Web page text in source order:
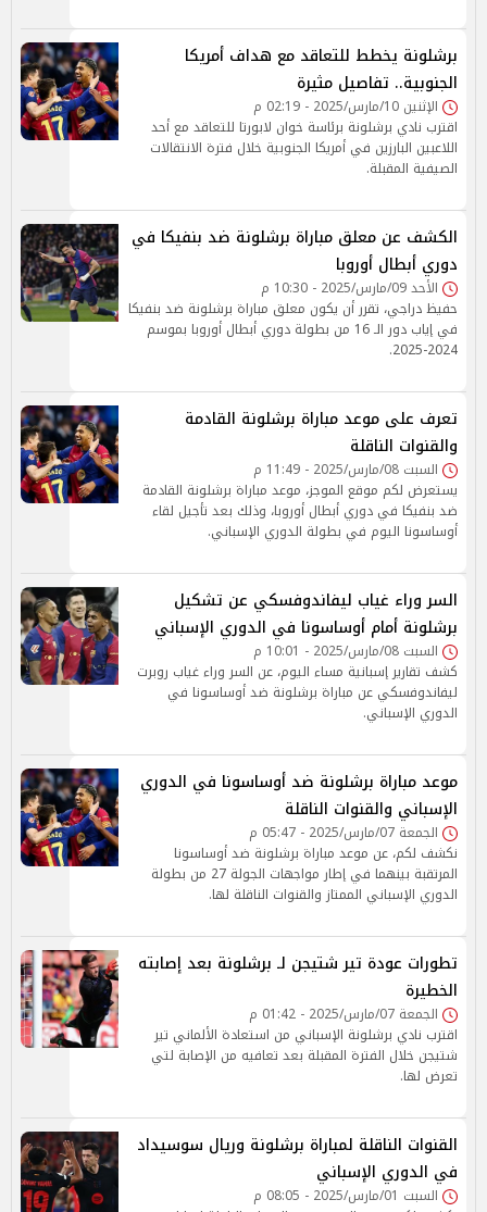
برشلونة يخطط للتعاقد مع هداف أمريكا
الجنوبية.. تفاصيل مثيرة
الإثنين 10/مارس/2025 - 02:19 م
اقترب نادي برشلونة برئاسة خوان لابورتا للتعاقد مع أحد
اللاعبين البارزين في أمريكا الجنوبية خلال فترة الانتقالات
الصيفية المقبلة.
الكشف عن معلق مباراة برشلونة ضد بنفيكا في
دوري أبطال أوروبا
الأحد 09/مارس/2025 - 10:30 م
حفيظ دراجي، تقرر أن يكون معلق مباراة برشلونة ضد بنفيكا
في إياب دور الـ 16 من بطولة دوري أبطال أوروبا بموسم
2024-2025.
تعرف على موعد مباراة برشلونة القادمة
والقنوات الناقلة
السبت 08/مارس/2025 - 11:49 م
يستعرض لكم موقع الموجز، موعد مباراة برشلونة القادمة
ضد بنفيكا في دوري أبطال أوروبا، وذلك بعد تأجيل لقاء
أوساسونا اليوم في بطولة الدوري الإسباني.
السر وراء غياب ليفاندوفسكي عن تشكيل
برشلونة أمام أوساسونا في الدوري الإسباني
السبت 08/مارس/2025 - 10:01 م
كشف تقارير إسبانية مساء اليوم، عن السر وراء غياب روبرت
ليفاندوفسكي عن مباراة برشلونة ضد أوساسونا في
الدوري الإسباني.
موعد مباراة برشلونة ضد أوساسونا في الدوري
الإسباني والقنوات الناقلة
الجمعة 07/مارس/2025 - 05:47 م
نكشف لكم، عن موعد مباراة برشلونة ضد أوساسونا
المرتقبة بينهما في إطار مواجهات الجولة 27 من بطولة
الدوري الإسباني الممتاز والقنوات الناقلة لها.
تطورات عودة تير شتيجن لـ برشلونة بعد إصابته
الخطيرة
الجمعة 07/مارس/2025 - 01:42 م
اقترب نادي برشلونة الإسباني من استعادة الألماني تير
شتيجن خلال الفترة المقبلة بعد تعافيه من الإصابة لتي
تعرض لها.
القنوات الناقلة لمباراة برشلونة وريال سوسيداد
في الدوري الإسباني
السبت 01/مارس/2025 - 08:05 م